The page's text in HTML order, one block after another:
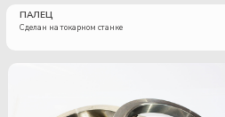
Сделан на токарном станке
ПАЛЕЦ